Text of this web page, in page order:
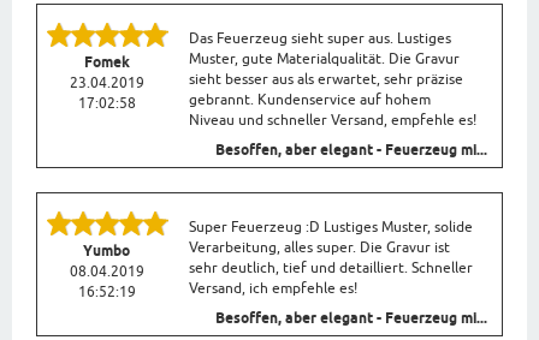
Fomek
23.04.2019
17:02:58
Das Feuerzeug sieht super aus. Lustiges
Muster, gute Materialqualität. Die Gravur
sieht besser aus als erwartet, sehr präzise
gebrannt. Kundenservice auf hohem
Niveau und schneller Versand, empfehle es!
Besoffen, aber elegant - Feuerzeug mi...
Yumbo
08.04.2019
16:52:19
Super Feuerzeug :D Lustiges Muster, solide
Verarbeitung, alles super. Die Gravur ist
sehr deutlich, tief und detailliert. Schneller
Versand, ich empfehle es!
Besoffen, aber elegant - Feuerzeug mi...